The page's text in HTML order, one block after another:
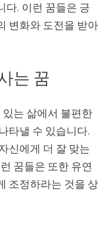
다. 이런 꿈들은 긍
변화와 도전을 받아
는 꿈
는 삶에서 불편한
타낼 수 있습니다.
신에게 더 잘 맞는
꿈들은 또한 유연
조정하라는 것을 상